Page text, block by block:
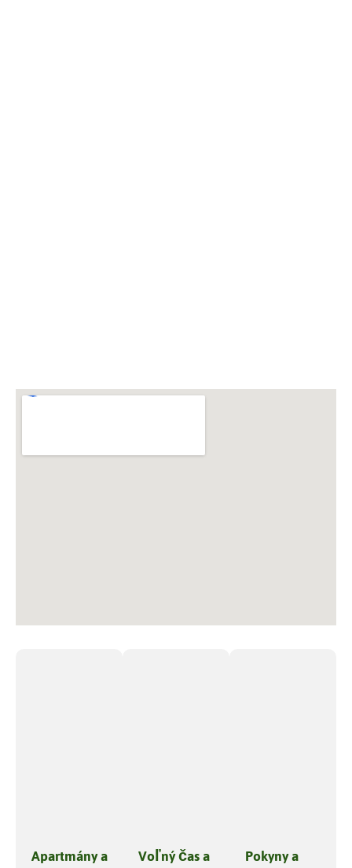
Apartmány a Voľný čas a Pokyny a